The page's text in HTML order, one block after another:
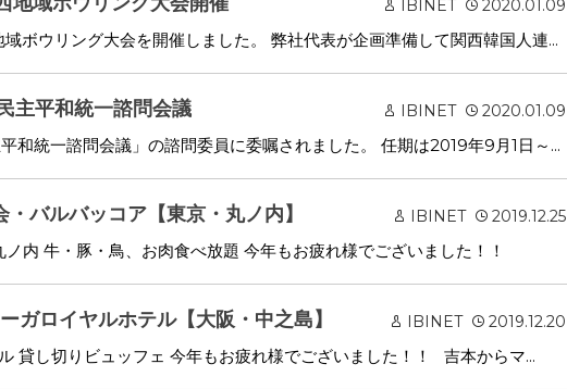
IBINET 2020.01.09
ボウリング大会を開催しました。 弊社代表が企画準備して関西韓国人連...
主平和統一諮問会議 IBINET 2020.01.09
統一諮問会議」の諮問委員に委嘱されました。 任期は2019年9月1日～...
バルバッコア【東京・丸ノ内】 IBINET 2019.12.25
内 牛・豚・鳥、お肉食べ放題 今年もお疲れ様でございました！！
ガロイヤルホテル【大阪・中之島】 IBINET 2019.12.20
貸し切りビュッフェ 今年もお疲れ様でございました！！ 吉本からマ...